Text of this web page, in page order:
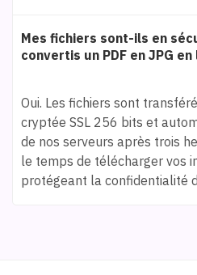
Mes fichiers sont-ils en
convertis un PDF en JPG en
Oui. Les fichiers sont
cryptée SSL 256 bits et
de nos serveurs après trois
le temps de télécharger vos
protégeant la confidentialité